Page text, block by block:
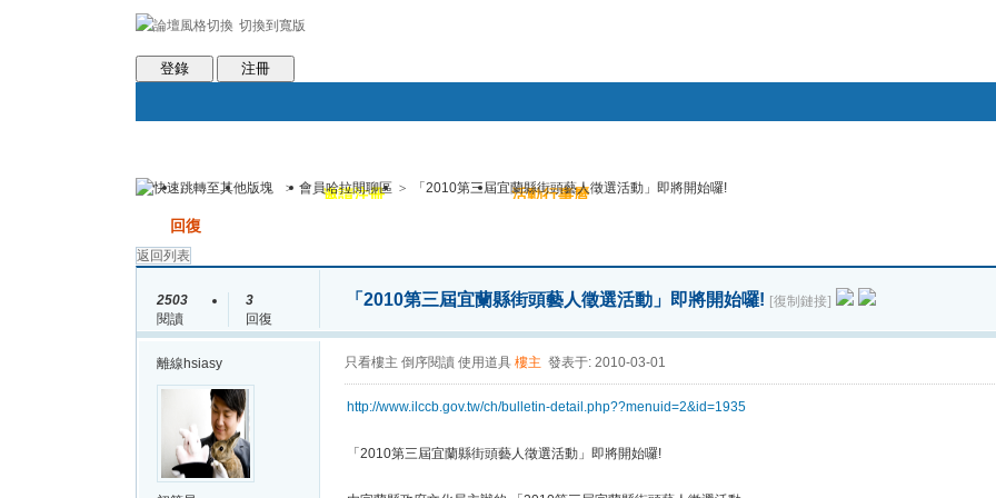
切換到寬版
會員條款 社區服務
登錄 注冊
論壇 圈子 邀請注冊 群組聚合 活動行事曆 搜索
> 會員哈拉閒聊區 > 「2010第三屆宜蘭縣街頭藝人徵選活動」即將開始囉!
回復
返回列表
2503
閱讀
3
回復
「2010第三屆宜蘭縣街頭藝人徵選活動」即將開始囉! [復制鏈接]
離線 hsiasy 只看樓主 倒序閱讀 使用道具 樓主 發表于: 2010-03-01
http://www.ilccb.gov.tw/ch/bulletin-detail.php??menuid=2&id=1935
「2010第三屆宜蘭縣街頭藝人徵選活動」即將開始囉!